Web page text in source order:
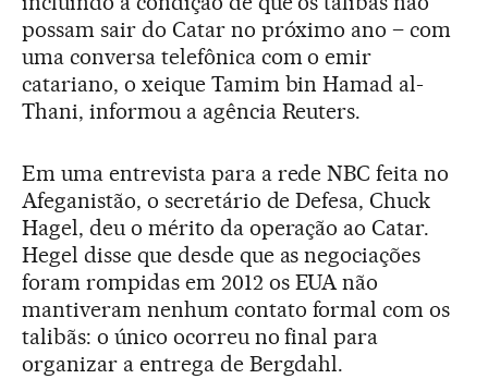
possam sair do Catar no próximo ano – com
uma conversa telefônica com o emir
catariano, o xeique Tamim bin Hamad al-
Thani, informou a agência Reuters.
Em uma entrevista para a rede NBC feita no
Afeganistão, o secretário de Defesa, Chuck
Hagel, deu o mérito da operação ao Catar.
Hegel disse que desde que as negociações
foram rompidas em 2012 os EUA não
mantiveram nenhum contato formal com os
talibãs: o único ocorreu no final para
organizar a entrega de Bergdahl.